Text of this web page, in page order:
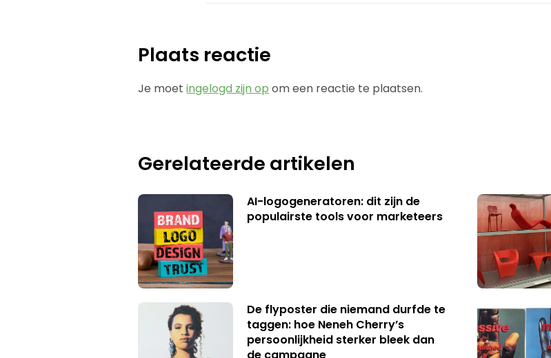
Plaats reactie
Je moetingelogd zijn op om een reactie te plaatsen.
Gerelateerde artikelen
AI-logogeneratoren: dit zijn de
populairste tools voor marketeers
De flyposter die niemand durfde te
taggen: hoe Neneh Cherry’s
persoonlijkheid sterker bleek dan